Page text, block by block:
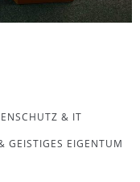
& IT
GEISTIGES EIGENTUM